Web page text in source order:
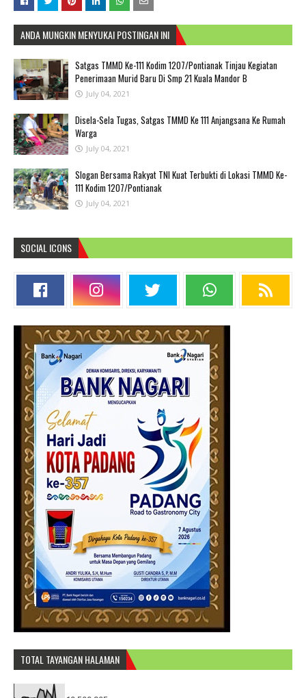
ANDA MUNGKIN MENYUKAI POSTINGAN INI
Satgas TMMD Ke-111 Kodim 1207/Pontianak Tinjau Kegiatan
Penerimaan Murid Baru Di Smp 21 Kuala Mandor B
July 04, 2021
Disela-Sela Tugas, Satgas TMMD Ke 111 Anjangsana Ke Rumah
Warga
July 04, 2021
Slogan Bersama Rakyat TNI Kuat Terbukti di Lokasi TMMD Ke-
111 Kodim 1207/Pontianak
July 04, 2021
SOCIAL ICONS
TOTAL TAYANGAN HALAMAN